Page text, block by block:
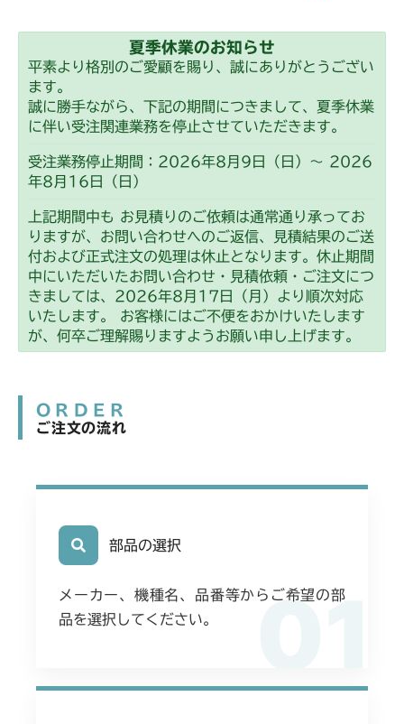
夏季休業のお知らせ
平素より格別のご愛顧を賜り、誠にありがとうござい
ます。
誠に勝手ながら、下記の期間につきまして、夏季休業
に伴い受注関連業務を停止させていただきます。
受注業務停止期間：2026年8月9日（日）～ 2026
年8月16日（日）
上記期間中も お見積りのご依頼は通常通り承ってお
りますが、お問い合わせへのご返信、見積結果のご送
付および正式注文の処理は休止となります。休止期間
中にいただいたお問い合わせ・見積依頼・ご注文につ
きましては、2026年8月17日（月）より順次対応
いたします。 お客様にはご不便をおかけいたします
が、何卒ご理解賜りますようお願い申し上げます。
ORDER
ご注文の流れ
01
部品の選択
メーカー、機種名、品番等からご希望の部
品を選択してください。